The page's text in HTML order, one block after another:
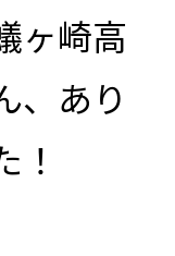
ヶ崎高
、あり
！